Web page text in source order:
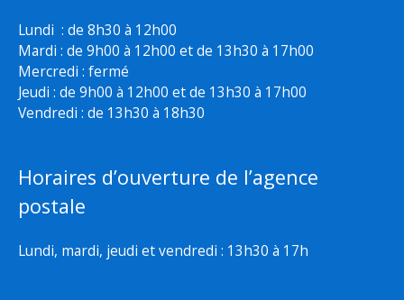
Lundi : de 8h30 à 12h00
Mardi : de 9h00 à 12h00 et de 13h30 à 17h00
Mercredi : fermé
Jeudi : de 9h00 à 12h00 et de 13h30 à 17h00
Vendredi : de 13h30 à 18h30
Horaires d’ouverture de l’agence
postale
Lundi, mardi, jeudi et vendredi : 13h30 à 17h